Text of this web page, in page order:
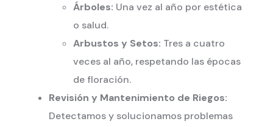
Árboles: Una vez al año por estética
o salud.
Arbustos y Setos: Tres a cuatro
veces al año, respetando las épocas
de floración.
Revisión y Mantenimiento de Riegos:
Detectamos y solucionamos problemas